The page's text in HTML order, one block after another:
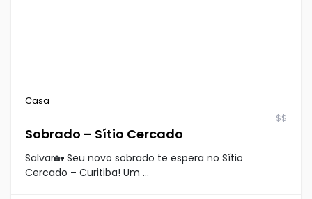
Casa
$$
Sobrado – Sítio Cercado
Salvar🏡 Seu novo sobrado te espera no Sítio
Cercado – Curitiba! Um ...